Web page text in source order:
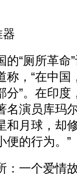
器
“厕所革命
称，“在中国
分”。在印度
名演员库玛
和月球，却
便的行为。”
：一个爱情